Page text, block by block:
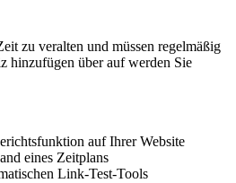
zu veralten und müssen regelmäßig
hinzufügen über auf werden Sie
auf Ihrer Website
eines Zeitplans
Link-Test-Tools